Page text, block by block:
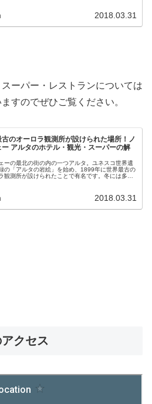
2018.03.31
ーパー・レストランについては
すのでぜひご覧ください。
古のオーロラ観測所が設けられた場所！ノ
ー アルタのホテル・観光・スーパーの解
ーの最北の街の内の一つアルタ。ユネスコ世界遺
の「アルタの岩絵」を始め、1899年に世界最古の
観測所が設けられたことで有名です。冬には多く
2018.03.31
クセス